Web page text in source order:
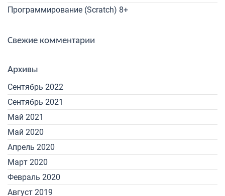
Программирование (Scratch) 8+
Свежие комментарии
Архивы
Сентябрь 2022
Сентябрь 2021
Май 2021
Май 2020
Апрель 2020
Март 2020
Февраль 2020
Август 2019